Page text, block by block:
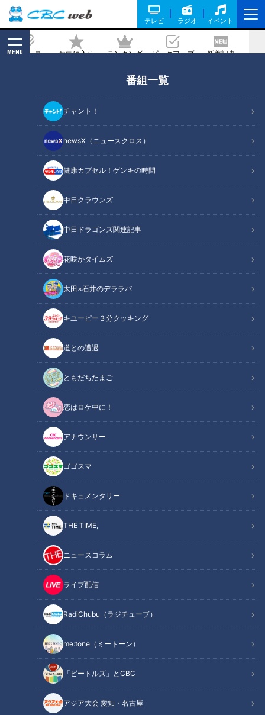
テレビ ラジオ イベント
ニュース お気に入り ランキング ピックアップ 新着記事
MENU
番組一覧
チャント！
newsX（ニュースクロス）
健康カプセル！ゲンキの時間
中日クラウンズ
中日ドラゴンズ関連記事
花咲かタイムズ
太田×石井のデララバ
キユーピー３分クッキング
道との遭遇
ともだちたまご
恋はロケ中に！
アナウンサー
ゴゴスマ
ドキュメンタリー
THE TIME,
ニュースコラム
ライブ配信
RadiChubu（ラジチューブ）
me:tone（ミートーン）
「ビートルズ」とCBC
アジア大会 愛知・名古屋
校生トリオを紹介！トップクラスの技術
者たちが通う、名古屋市『愛知総合工科
高校』にパンサー向井が潜入！
記事に戻る
CBCテレビ『チャント！』いざ、学校に向井ます
この記事の画像（全8枚）
記事に戻る
この記事を見たあなたへのおすすめ
今話題の『eスポーツ』が部活
動に！！パンサー向井が『eス
ポーツ部』のある名古屋市の高
い！『お笑い同好会』＆『吹奏